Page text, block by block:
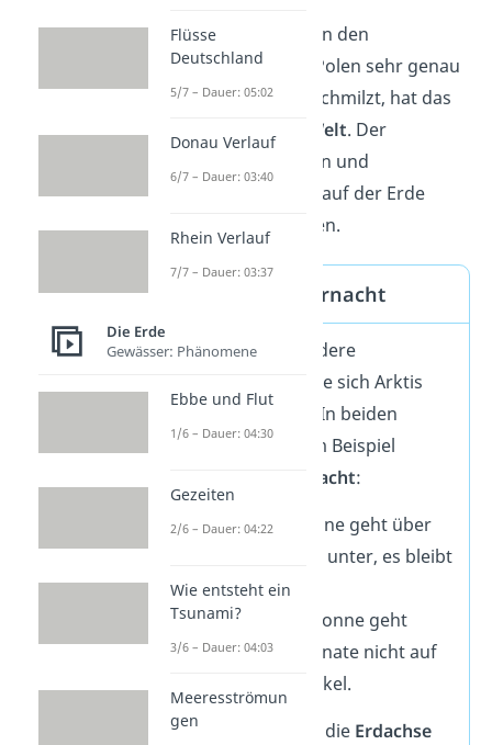
Forschende beobachten den
Klimawandeln an den Polen sehr genau
— denn wenn das Eis schmilzt, hat das
Folgen
ganze Welt. Der
steigt an und
Küstengebiete
überall auf der Erde
können
werden.
Polartag und Polarnacht
Es gibt aber noch andere
Gemeinsamkeiten, die sich Arktis
und Antarktis teilen. In beiden
Regionen gibt es zum Beispiel
Polarnacht:
Polartag:Die Sonne geht über
längere Zeit nicht unter, es bleibt
auch nachts hell.
Polarnacht:
Die Sonne geht
Wochen oder Monate nicht auf
und es bleibt dunkel.
Das liegt daran, dass die Erdachse
Flüsse
Deutschland
5/7 – Dauer: 05:02
Donau Verlauf
6/7 – Dauer: 03:40
Rhein Verlauf
7/7 – Dauer: 03:37
Die Erde
Gewässer: Phänomene
Ebbe und Flut
1/6 – Dauer: 04:30
Gezeiten
2/6 – Dauer: 04:22
Wie entsteht ein
Tsunami?
3/6 – Dauer: 04:03
Meeresströmun
gen